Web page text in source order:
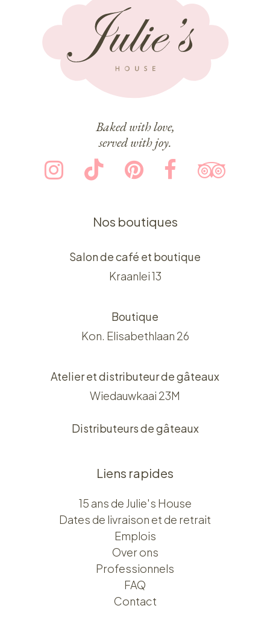
Baked with love,
served with joy.
Nos boutiques
Salon de café et boutique
Kraanlei 13
Boutique
Kon. Elisabethlaan 26
Atelier et distributeur de gâteaux
Wiedauwkaai 23M
Distributeurs de gâteaux
Liens rapides
15 ans de Julie's House
Dates de livraison et de retrait
Emplois
Over ons​​
Professionnels
FAQ
Contact